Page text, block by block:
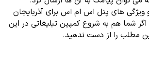
ویژگی های پنل اس ام اس برای آذربایجان
شما هم به شروع کمپین تبلیغاتی در این
مطلب را از دست ندهید.